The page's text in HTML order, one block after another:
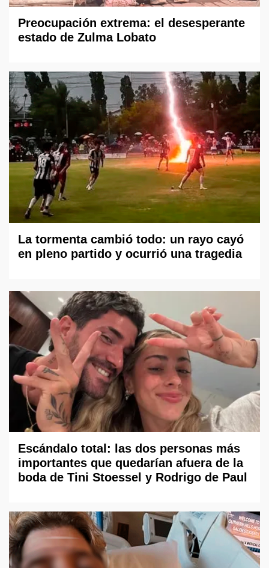
Preocupación extrema: el desesperante
estado de Zulma Lobato
La tormenta cambió todo: un rayo cayó
en pleno partido y ocurrió una tragedia
Escándalo total: las dos personas más
importantes que quedarían afuera de la
boda de Tini Stoessel y Rodrigo de Paul